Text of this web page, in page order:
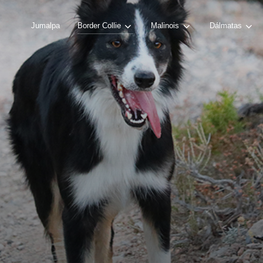
Jumalpa Border Collie Malinois Dálmatas